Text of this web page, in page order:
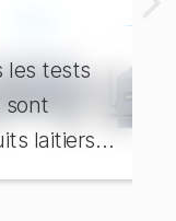
les tests
sont
laitiers